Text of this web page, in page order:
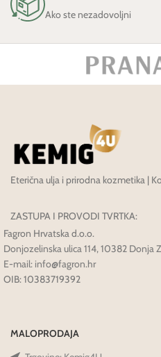
Ako ste nezadovoljni
Eterična ulja i prirodna kozmetika |
ZASTUPA I PROVODI TVRTKA:
Fagron Hrvatska d.o.o.
Donjozelinska ulica 114, 10382 Donja
E-mail: info@fagron.hr
OIB: 10383719392
MALOPRODAJA